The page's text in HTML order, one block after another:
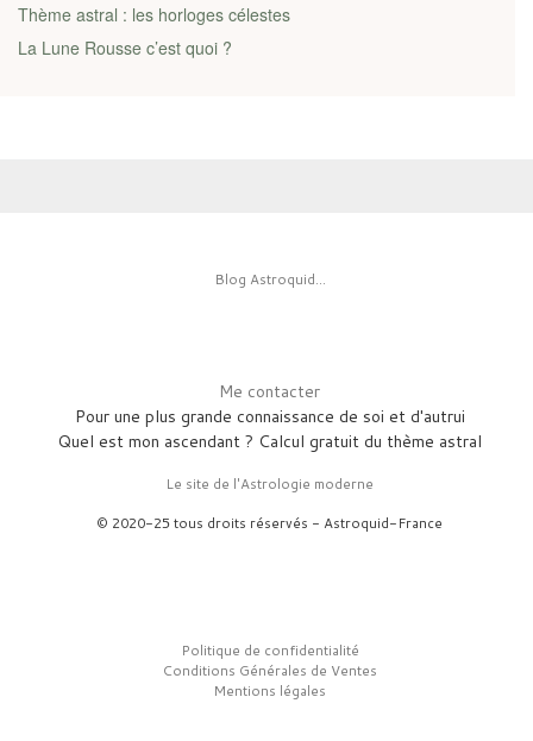
Thème astral : les horloges célestes
La Lune Rousse c’est quoi ?
Blog Astroquid...
Me contacter
Pour une plus grande connaissance de soi et d'autrui
Quel est mon ascendant ? Calcul gratuit du thème astral
Le site de l'Astrologie moderne
© 2020-25 tous droits réservés - Astroquid-France
Politique de confidentialité
Conditions Générales de Ventes
Mentions légales